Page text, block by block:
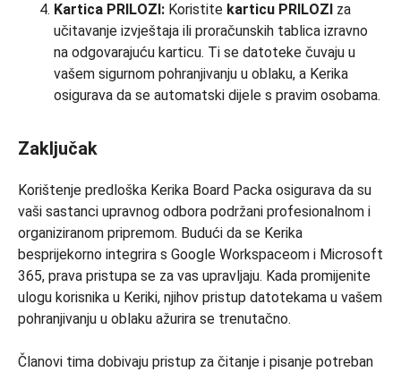
Kartica PRILOZI: Koristite karticu PRILOZI za
učitavanje izvještaja ili proračunskih tablica izravno
na odgovarajuću karticu. Ti se datoteke čuvaju u
vašem sigurnom pohranjivanju u oblaku, a Kerika
osigurava da se automatski dijele s pravim osobama.
Zaključak
Korištenje predloška Kerika Board Packa osigurava da su
vaši sastanci upravnog odbora podržani profesionalnom i
organiziranom pripremom. Budući da se Kerika
besprijekorno integrira s Google Workspaceom i Microsoft
365, prava pristupa se za vas upravljaju. Kada promijenite
ulogu korisnika u Keriki, njihov pristup datotekama u vašem
pohranjivanju u oblaku ažurira se trenutačno.
Članovi tima dobivaju pristup za čitanje i pisanje potreban